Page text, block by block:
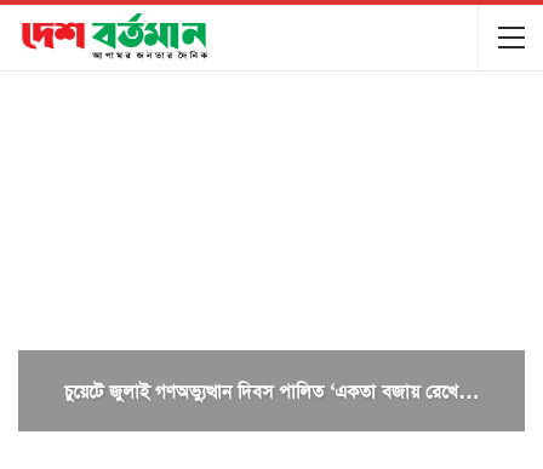
চুয়েটে জুলাই গণঅভ্যুত্থান দিবস পালিত ‘একতা বজায় রেখে…